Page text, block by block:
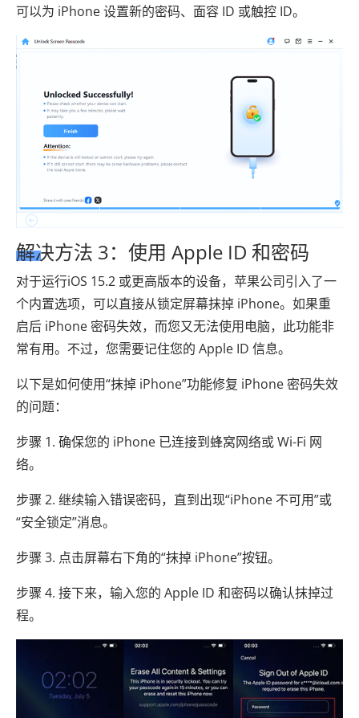
可以为 iPhone 设置新的密码、面容 ID 或触控 ID。
解决方法 3：使用 Apple ID 和密码
对于运行iOS 15.2 或更高版本的设备，苹果公司引入了一
个内置选项，可以直接从锁定屏幕抹掉 iPhone。如果重
启后 iPhone 密码失效，而您又无法使用电脑，此功能非
常有用。不过，您需要记住您的 Apple ID 信息。
以下是如何使用“抹掉 iPhone”功能修复 iPhone 密码失效
的问题：
步骤 1. 确保您的 iPhone 已连接到蜂窝网络或 Wi-Fi 网
络。
步骤 2. 继续输入错误密码，直到出现“iPhone 不可用”或
“安全锁定”消息。
步骤 3. 点击屏幕右下角的“抹掉 iPhone”按钮。
步骤 4. 接下来，输入您的 Apple ID 和密码以确认抹掉过
程。